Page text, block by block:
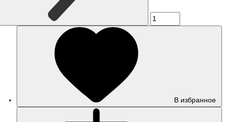
В избранное